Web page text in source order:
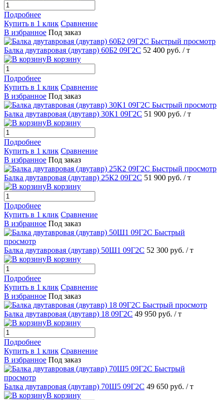
Подробнее
Купить в 1 клик Сравнение
В избранное Под заказ
Быстрый просмотр
Балка двутавровая (двутавр) 60Б2 09Г2С 52 400 руб. / т
В корзину
Подробнее
Купить в 1 клик Сравнение
В избранное Под заказ
Быстрый просмотр
Балка двутавровая (двутавр) 30К1 09Г2С 51 900 руб. / т
В корзину
Подробнее
Купить в 1 клик Сравнение
В избранное Под заказ
Быстрый просмотр
Балка двутавровая (двутавр) 25К2 09Г2С 51 900 руб. / т
В корзину
Подробнее
Купить в 1 клик Сравнение
В избранное Под заказ
Быстрый
просмотр
Балка двутавровая (двутавр) 50Ш1 09Г2С 52 300 руб. / т
В корзину
Подробнее
Купить в 1 клик Сравнение
В избранное Под заказ
Быстрый просмотр
Балка двутавровая (двутавр) 18 09Г2С 49 950 руб. / т
В корзину
Подробнее
Купить в 1 клик Сравнение
В избранное Под заказ
Быстрый
просмотр
Балка двутавровая (двутавр) 70Ш5 09Г2С 49 650 руб. / т
В корзину